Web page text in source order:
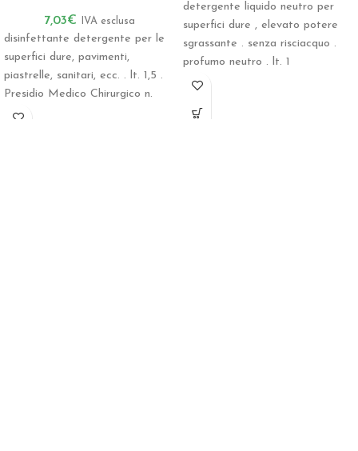
7,03€ IVA esclusa
disinfettante detergente per le
superfici dure, pavimenti,
piastrelle, sanitari, ecc. . lt. 1,5 .
Presidio Medico Chirurgico n.
18942 CONSEGNA
detergente liquido neutro per
superfici dure , elevato potere
sgrassante . senza risciacquo .
profumo neutro . lt. 1
CONSEGNA